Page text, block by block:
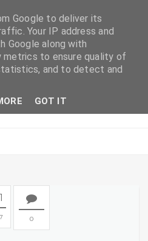
0
Google to deliver its
Your IP address and
Google along with
metrics to ensure quality of
and to detect and
GOT IT